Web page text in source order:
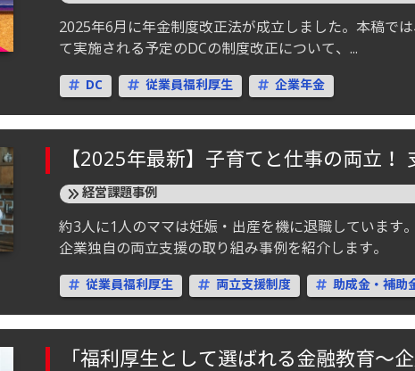
2025年6月に年金制度改正法が成立しました。本稿で
て実施される予定のDCの制度改正について、...
DC 従業員福利厚生 企業年金
【2025年最新】子育てと仕事の両立！
経営課題事例
約3人に1人のママは妊娠・出産を機に退職しています
企業独自の両立支援の取り組み事例を紹介します。
従業員福利厚生 両立支援制度 助成金・補助
「福利厚生として選ばれる金融教育～